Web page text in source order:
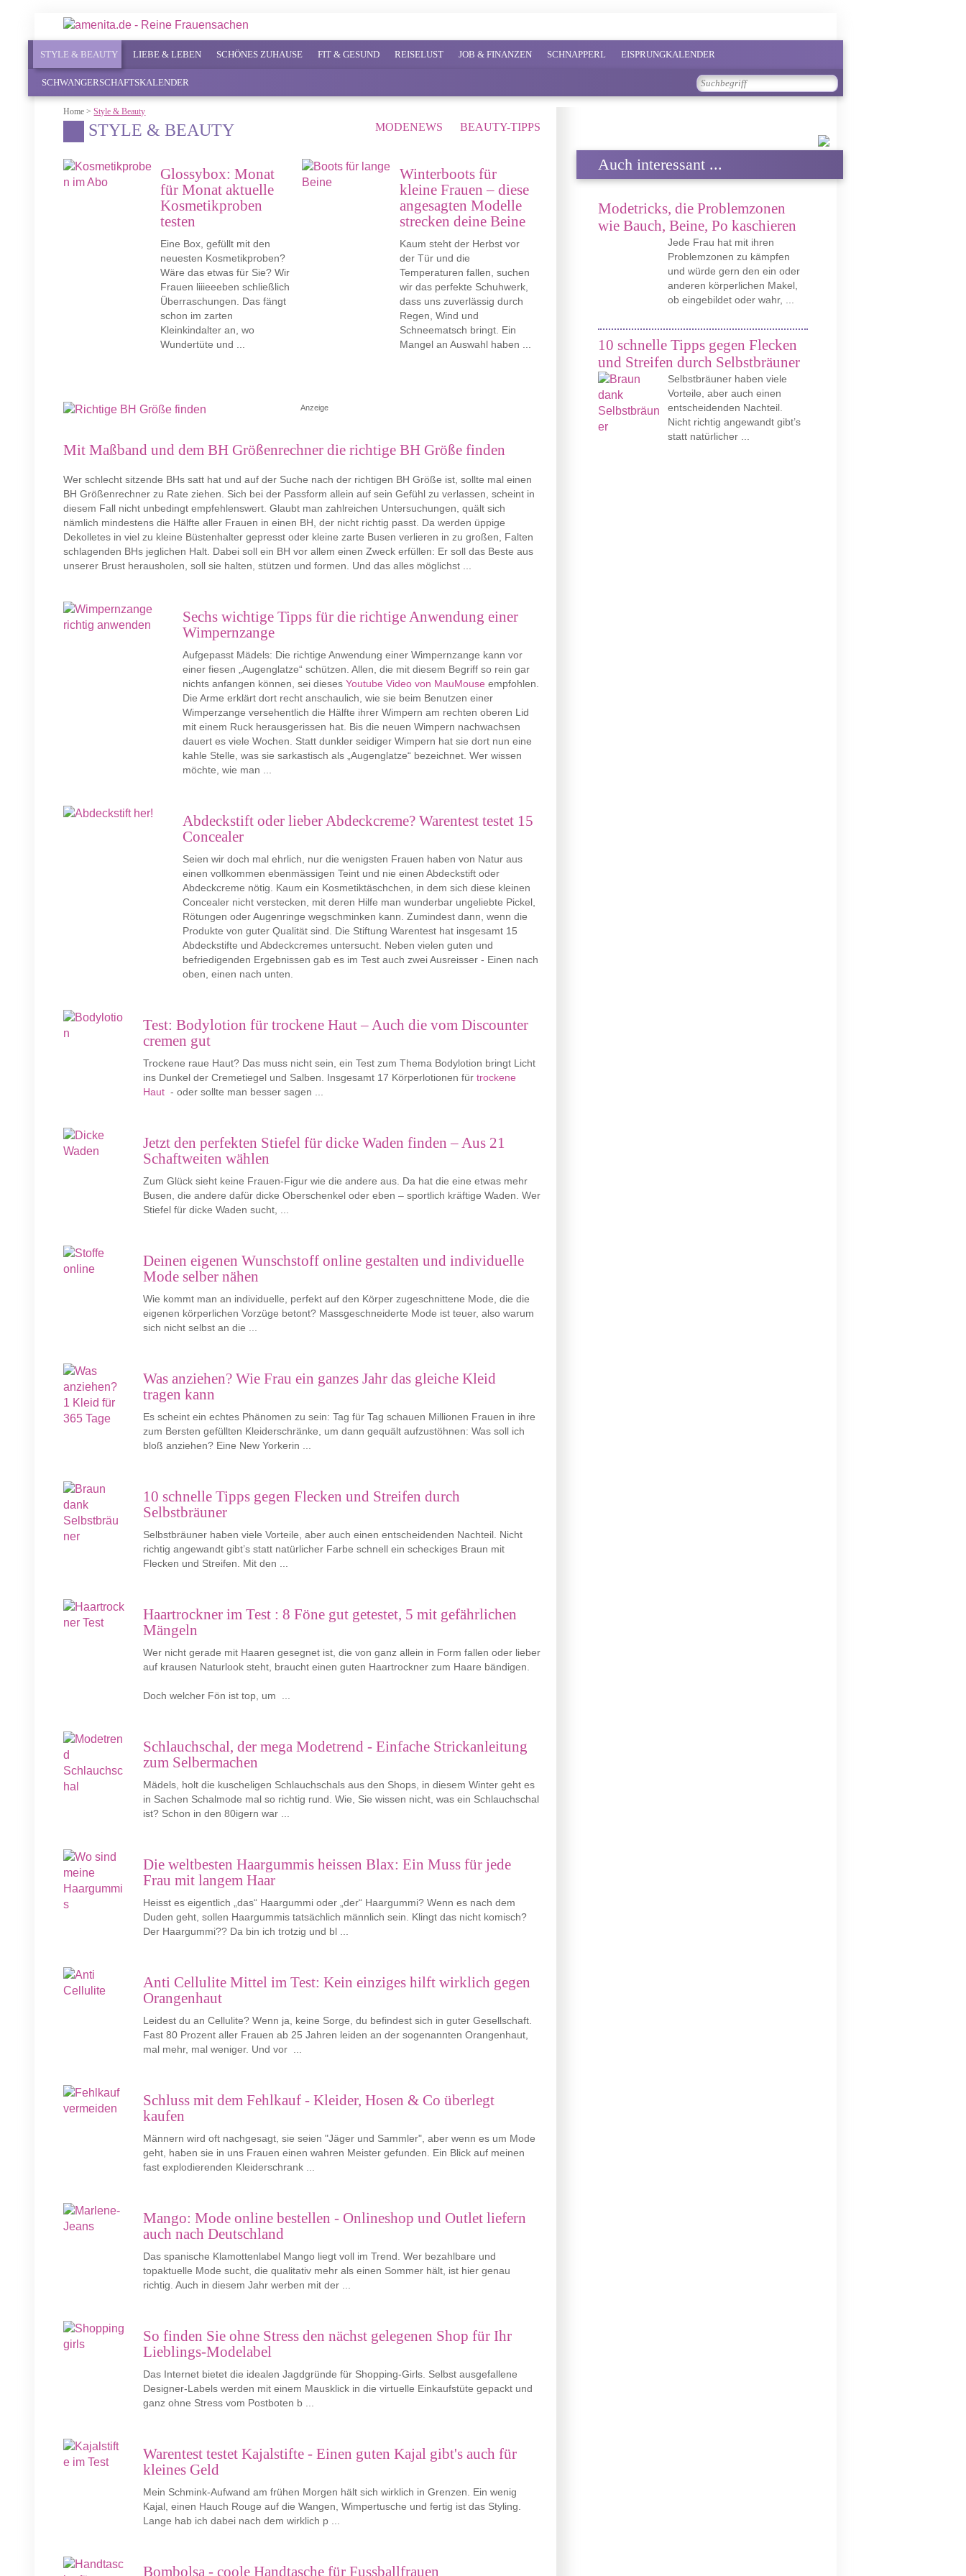
STYLE & BEAUTY LIEBE & LEBEN SCHÖNES ZUHAUSE FIT & GESUND REISELUST JOB & FINANZEN SCHNAPPERL EISPRUNGKALENDER
SCHWANGERSCHAFTSKALENDER
Home >Style & Beauty
STYLE & BEAUTY MODENEWS BEAUTY-TIPPS
Glossybox: Monat
für Monat aktuelle
Kosmetikproben
testen
Eine Box, gefüllt mit den
neuesten Kosmetikproben?
Wäre das etwas für Sie? Wir
Frauen liiieeeben schließlich
Überraschungen. Das fängt
schon im zarten
Kleinkindalter an, wo
Wundertüte und ...
Winterboots für
kleine Frauen – diese
angesagten Modelle
strecken deine Beine
Kaum steht der Herbst vor
der Tür und die
Temperaturen fallen, suchen
wir das perfekte Schuhwerk,
dass uns zuverlässig durch
Regen, Wind und
Schneematsch bringt. Ein
Mangel an Auswahl haben ...
Anzeige
Mit Maßband und dem BH Größenrechner die richtige BH Größe finden
Wer schlecht sitzende BHs satt hat und auf der Suche nach der richtigen BH Größe ist, sollte mal einen
BH Größenrechner zu Rate ziehen. Sich bei der Passform allein auf sein Gefühl zu verlassen, scheint in
diesem Fall nicht unbedingt empfehlenswert. Glaubt man zahlreichen Untersuchungen, quält sich
nämlich mindestens die Hälfte aller Frauen in einen BH, der nicht richtig passt. Da werden üppige
Dekolletes in viel zu kleine Büstenhalter gepresst oder kleine zarte Busen verlieren in zu großen, Falten
schlagenden BHs jeglichen Halt. Dabei soll ein BH vor allem einen Zweck erfüllen: Er soll das Beste aus
unserer Brust herausholen, soll sie halten, stützen und formen. Und das alles möglichst ...
Sechs wichtige Tipps für die richtige Anwendung einer
Wimpernzange
Aufgepasst Mädels: Die richtige Anwendung einer Wimpernzange kann vor
einer fiesen „Augenglatze“ schützen. Allen, die mit diesem Begriff so rein gar
nichts anfangen können, sei diesesYoutube Video von MauMouseempfohlen.
Die Arme erklärt dort recht anschaulich, wie sie beim Benutzen einer
Wimperzange versehentlich die Hälfte ihrer Wimpern am rechten oberen Lid
mit einem Ruck herausgerissen hat. Bis die neuen Wimpern nachwachsen
dauert es viele Wochen. Statt dunkler seidiger Wimpern hat sie dort nun eine
kahle Stelle, was sie sarkastisch als „Augenglatze“ bezeichnet. Wer wissen
möchte, wie man ...
Abdeckstift oder lieber Abdeckcreme? Warentest testet 15
Concealer
Seien wir doch mal ehrlich, nur die wenigsten Frauen haben von Natur aus
einen vollkommen ebenmässigen Teint und nie einen Abdeckstift oder
Abdeckcreme nötig. Kaum ein Kosmetiktäschchen, in dem sich diese kleinen
Concealer nicht verstecken, mit deren Hilfe man wunderbar ungeliebte Pickel,
Rötungen oder Augenringe wegschminken kann. Zumindest dann, wenn die
Produkte von guter Qualität sind. Die Stiftung Warentest hat insgesamt 15
Abdeckstifte und Abdeckcremes untersucht. Neben vielen guten und
befriedigenden Ergebnissen gab es im Test auch zwei Ausreisser - Einen nach
oben, einen nach unten.
Test: Bodylotion für trockene Haut – Auch die vom Discounter
cremen gut
Trockene raue Haut? Das muss nicht sein, ein Test zum Thema Bodylotion bringt Licht
ins Dunkel der Cremetiegel und Salben. Insgesamt 17 Körperlotionen fürtrockene
Haut - oder sollte man besser sagen ...
Jetzt den perfekten Stiefel für dicke Waden finden – Aus 21
Schaftweiten wählen
Zum Glück sieht keine Frauen-Figur wie die andere aus. Da hat die eine etwas mehr
Busen, die andere dafür dicke Oberschenkel oder eben – sportlich kräftige Waden. Wer
Stiefel für dicke Waden sucht, ...
Deinen eigenen Wunschstoff online gestalten und individuelle
Mode selber nähen
Wie kommt man an individuelle, perfekt auf den Körper zugeschnittene Mode, die die
eigenen körperlichen Vorzüge betont? Massgeschneiderte Mode ist teuer, also warum
sich nicht selbst an die ...
Was anziehen? Wie Frau ein ganzes Jahr das gleiche Kleid
tragen kann
Es scheint ein echtes Phänomen zu sein: Tag für Tag schauen Millionen Frauen in ihre
zum Bersten gefüllten Kleiderschränke, um dann gequält aufzustöhnen: Was soll ich
bloß anziehen? Eine New Yorkerin ...
10 schnelle Tipps gegen Flecken und Streifen durch
Selbstbräuner
Selbstbräuner haben viele Vorteile, aber auch einen entscheidenden Nachteil. Nicht
richtig angewandt gibt’s statt natürlicher Farbe schnell ein scheckiges Braun mit
Flecken und Streifen. Mit den ...
Haartrockner im Test : 8 Föne gut getestet, 5 mit gefährlichen
Mängeln
Wer nicht gerade mit Haaren gesegnet ist, die von ganz allein in Form fallen oder lieber
auf krausen Naturlook steht, braucht einen guten Haartrockner zum Haare bändigen.
Doch welcher Fön ist top, um ...
Schlauchschal, der mega Modetrend - Einfache Strickanleitung
zum Selbermachen
Mädels, holt die kuscheligen Schlauch­schals aus den Shops, in diesem Winter geht es
in Sachen Schalmode mal so richtig rund. Wie, Sie wissen nicht, was ein Schlauchschal
ist? Schon in den 80igern war ...
Die weltbesten Haargummis heissen Blax: Ein Muss für jede
Frau mit langem Haar
Heisst es eigentlich „das“ Haargummi oder „der“ Haargummi? Wenn es nach dem
Duden geht, sollen Haargummis tatsächlich männlich sein. Klingt das nicht komisch?
Der Haargummi?? Da bin ich trotzig und bl ...
Anti Cellulite Mittel im Test: Kein einziges hilft wirklich gegen
Orangenhaut
Leidest du an Cellulite? Wenn ja, keine Sorge, du befindest sich in guter Gesellschaft.
Fast 80 Prozent aller Frauen ab 25 Jahren leiden an der sogenannten Orangenhaut,
mal mehr, mal weniger. Und vor ...
Schluss mit dem Fehlkauf - Kleider, Hosen & Co überlegt
kaufen
Männern wird oft nachgesagt, sie seien "Jäger und Sammler", aber wenn es um Mode
geht, haben sie in uns Frauen einen wahren Meister gefunden. Ein Blick auf meinen
fast explodierenden Kleiderschrank ...
Mango: Mode online bestellen - Onlineshop und Outlet liefern
auch nach Deutschland
Das spanische Klamottenlabel Mango liegt voll im Trend. Wer bezahlbare und
topaktuelle Mode sucht, die qualitativ mehr als einen Sommer hält, ist hier genau
richtig. Auch in diesem Jahr werben mit der ...
So finden Sie ohne Stress den nächst gelegenen Shop für Ihr
Lieblings-Modelabel
Das Internet bietet die idealen Jagdgründe für Shopping-Girls. Selbst ausgefallene
Designer-Labels werden mit einem Mausklick in die virtuelle Einkaufstüte gepackt und
ganz ohne Stress vom Postboten b ...
Warentest testet Kajalstifte - Einen guten Kajal gibt's auch für
kleines Geld
Mein Schmink-Aufwand am frühen Morgen hält sich wirklich in Grenzen. Ein wenig
Kajal, einen Hauch Rouge auf die Wangen, Wimpertusche und fertig ist das Styling.
Lange hab ich dabei nach dem wirklich p ...
Bombolsa - coole Handtasche für Fussballfrauen
Auch interessant ...
Modetricks, die Problemzonen
wie Bauch, Beine, Po kaschieren
Jede Frau hat mit ihren
Problemzonen zu kämpfen
und würde gern den ein oder
anderen körperlichen Makel,
ob eingebildet oder wahr, ...
10 schnelle Tipps gegen Flecken
und Streifen durch Selbstbräuner
Selbstbräuner haben viele
Vorteile, aber auch einen
entscheidenden Nachteil.
Nicht richtig angewandt gibt’s
statt natürlicher ...